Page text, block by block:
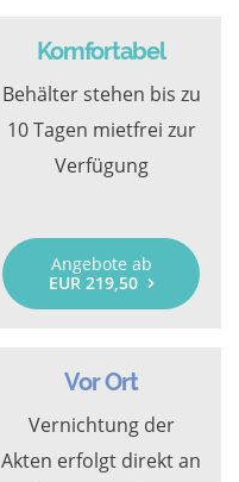
Komfortabel
Behälter stehen bis zu
10 Tagen mietfrei zur
Verfügung
Angebote ab
EUR 219,50
Vor Ort
Vernichtung der
Akten erfolgt direkt an